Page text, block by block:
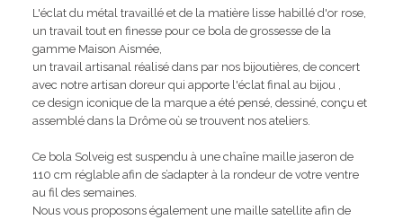
L'éclat du métal travaillé et de la matière lisse habillé d'or rose,
un travail tout en finesse pour ce bola de grossesse de la
gamme Maison Aismée,
un travail artisanal réalisé dans par nos bijoutières, de concert
avec notre artisan doreur qui apporte l'éclat final au bijou ,
ce design iconique de la marque a été pensé, dessiné, conçu et
assemblé dans la Drôme où se trouvent nos ateliers.
Ce bola Solveig est suspendu à une chaîne maille jaseron de
110 cm réglable afin de s’adapter à la rondeur de votre ventre
au fil des semaines.
Nous vous proposons également une maille satellite afin de